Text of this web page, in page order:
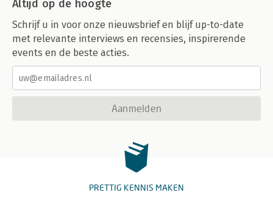
Altijd op de hoogte
Schrijf u in voor onze nieuwsbrief en blijf up-to-date
met relevante interviews en recensies, inspirerende
events en de beste acties.
Aanmelden
PRETTIG KENNIS MAKEN